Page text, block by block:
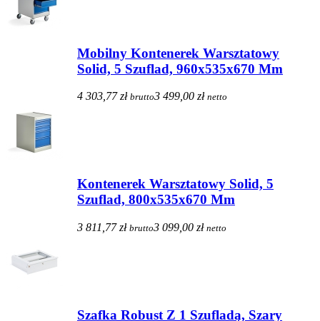
Mobilny Kontenerek Warsztatowy
Solid, 5 Szuflad, 960x535x670 Mm
4 303,77 zł brutto3 499,00 zł netto
Kontenerek Warsztatowy Solid, 5
Szuflad, 800x535x670 Mm
3 811,77 zł brutto3 099,00 zł netto
Szafka Robust Z 1 Szufladą, Szary